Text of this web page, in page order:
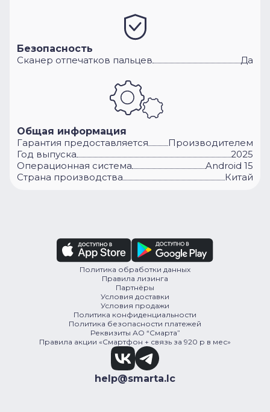
Безопасность
Сканер отпечатков пальцев
Да
Общая информация
Гарантия предоставляется
Производителем
Год выпуска
2025
Операционная система
Android 15
Cтрана производства
Китай
Политика обработки данных
Правила лизинга
Партнёры
Условия доставки
Условия продажи
Политика конфиденциальности
Политика безопасности платежей
Реквизиты АО “Смарта”
Правила акции «Смартфон + связь за 920 р в мес»
help@smarta.lc